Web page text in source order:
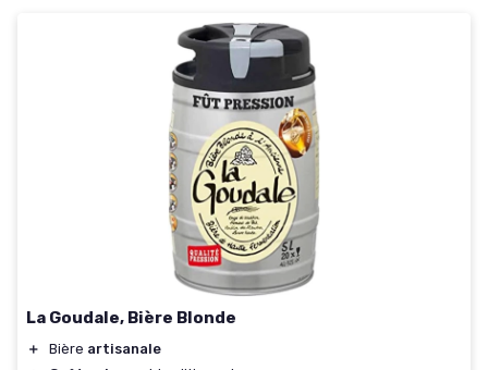
La Goudale, Bière Blonde
＋ Bière artisanale